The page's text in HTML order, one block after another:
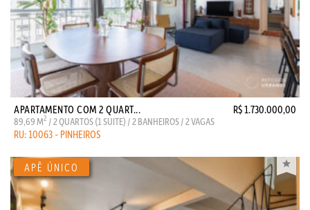
APARTAMENTO COM 2 QUART... R$ 1.730.000,00
89,69 M2 / 2 QUARTOS (1 SUITE) / 2 BANHEIROS / 2 VAGAS
RU: 10063 - PINHEIROS